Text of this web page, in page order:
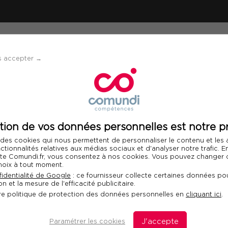
accepter →
de vos données personnelles est notre
cookies qui nous permettent de personnaliser le contenu et les
relatives aux médias sociaux et d'analyser notre trafic.
Comundi.fr, vous consentez à nos cookies. Vous pouvez changer
à tout moment.
de Google : ce fournisseur collecte certaines données
et la mesure de l'efficacité publicitaire.
politique de protection des données personnelles en cliquant ici.
Paramétrer les cookies J'accepte
de marque à l'ère du digital
Télécharger le programme
de marque
identité visuelle,